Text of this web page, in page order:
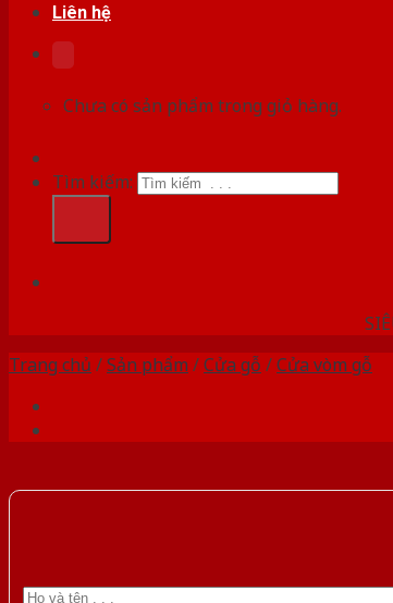
Liên hệ
Chưa có sản phẩm trong giỏ hàng.
Tìm kiếm:
Trang chủ /Sản phẩm /Cửa gỗ /Cửa vòm gỗ